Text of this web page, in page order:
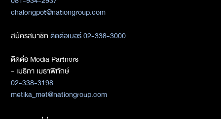
chalengpot@nationgroup.com
สมัครสมาชิกติดต่อเบอร์ 02-338-3000
ติดต่อ Media Partners
- เมธิกา เมธาพิทักษ์
02-338-3198
metika_met@nationgroup.com